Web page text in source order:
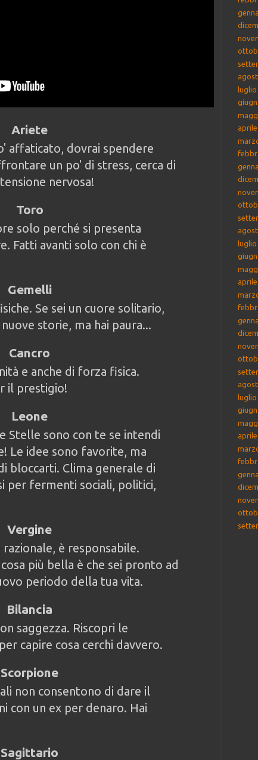
Ariete
affaticato, dovrai spendere
un po' di stress, cerca di
nervosa!
Toro
solo perché si presenta
Fatti avanti solo con chi è
Gemelli
Se sei un cuore solitario,
storie, ma hai paura...
Cancro
e anche di forza fisica.
il prestigio!
Leone
Stelle sono con te se intendi
Le idee sono favorite, ma
bloccarti. Clima generale di
per fermenti sociali, politici,
Vergine
razionale, è responsabile.
più bella è che sei pronto ad
periodo della tua vita.
Bilancia
saggezza. Riscopri le
capire cosa cerchi davvero.
Scorpione
non consentono di dare il
con un ex per denaro. Hai
Sagittario
luglio
luglio
luglio